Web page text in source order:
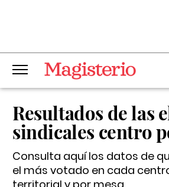
Resultados de las
sindicales centro
Consulta aquí los datos de
el más votado en cada